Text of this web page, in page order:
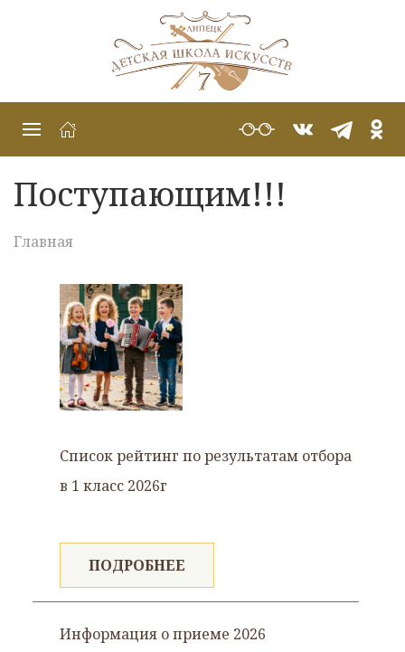
Поступающим!!!
Главная
Список рейтинг по результатам отбора
в 1 класс 2026г
ПОДРОБНЕЕ
Информация о приеме 2026